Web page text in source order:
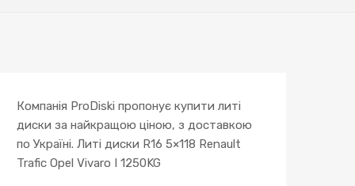
Компанія ProDiski пропонує купити литі
диски за найкращою ціною, з доставкою
по Україні. Литі диски R16 5×118 Renault
Trafic Opel Vivaro I 1250KG